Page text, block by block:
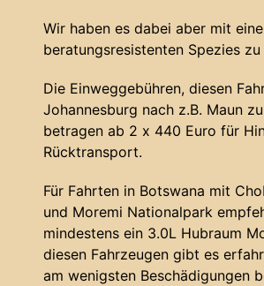
Wir haben es dabei aber mit
beratungsresistenten Spezies zu
Die Einweggebühren, diesen
Johannesburg nach z.B. Maun
betragen ab 2 x 440 Euro für
Rücktransport.
Für Fahrten in Botswana mit
und Moremi Nationalpark
mindestens ein 3.0L Hubraum
diesen Fahrzeugen gibt es
am wenigsten Beschädigungen